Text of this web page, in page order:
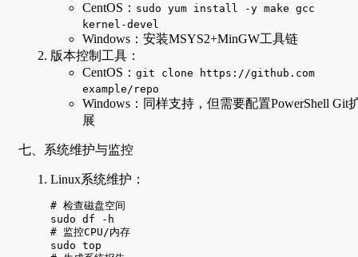
CentOS： sudo yum install -y make gcc
kernel-devel
Windows：安装MSYS2+MinGW工具链
版本控制工具：
CentOS： git clone https://github.com
example/repo
Windows：同样支持，但需要配置PowerShell Git
展
七、系统维护与监控
Linux系统维护：
# 检查磁盘空间
sudo df -h
# 监控CPU/内存
sudo top